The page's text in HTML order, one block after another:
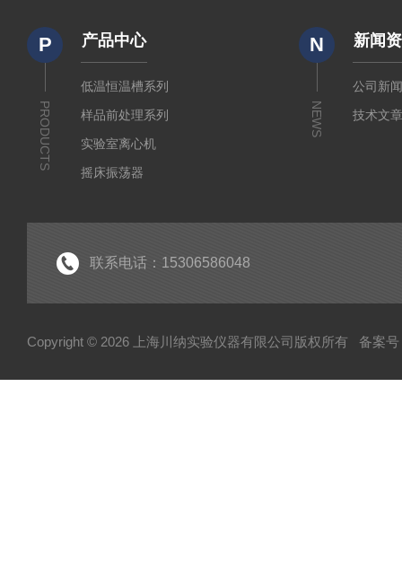
P
PRODUCTS
产品中心
低温恒温槽系列
样品前处理系列
实验室离心机
摇床振荡器
N
NEWS
新闻
公司新
技术文
联系电话：15306586048
Copyright © 2026 上海川纳实验仪器有限公司版权所有 备案号